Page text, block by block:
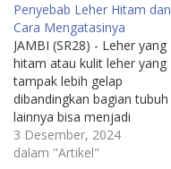
mengganggu penampilan
seseorang, membuat
mereka merasa kurang
percaya diri, dan kadang-
kadang merasa canggung
dalam berinteraksi dengan
orang lain. Meskipun…
Penyebab Leher Hitam dan
Cara Mengatasinya
JAMBI (SR28) - Leher yang
hitam atau kulit leher yang
tampak lebih gelap
dibandingkan bagian tubuh
lainnya bisa menjadi
masalah kosmetik yang
cukup mengganggu. Selain
3 Desember, 2024
dalam "Artikel"